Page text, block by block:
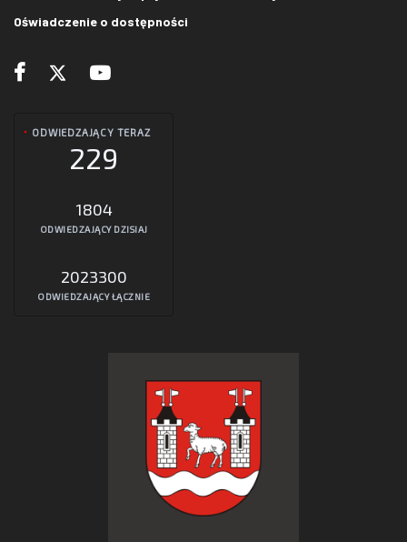
Oświadczenie o dostępności
ODWIEDZAJĄCY TERAZ
229
1804
ODWIEDZAJĄCY DZISIAJ
2023300
ODWIEDZAJĄCY ŁĄCZNIE